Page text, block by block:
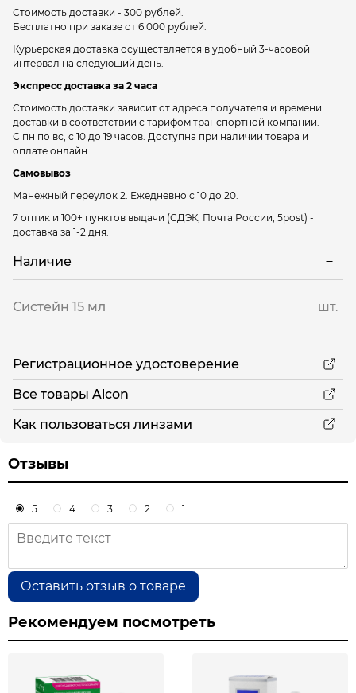
Стоимость доставки - 300 рублей.
Бесплатно при заказе от 6 000 рублей.
Курьерская доставка осуществляется в удобный 3-часовой
интервал на следующий день.
Экспресс доставка за 2 часа
Стоимость доставки зависит от адреса получателя и времени
доставки в соответствии с тарифом транспортной компании.
С пн по вс, с 10 до 19 часов. Доступна при наличии товара и
оплате онлайн.
Самовывоз
Манежный переулок 2. Ежедневно с 10 до 20.
7 оптик и 100+ пунктов выдачи (СДЭК, Почта России, 5post) -
доставка за 1-2 дня.
Наличие
Систейн 15 мл шт.
Регистрационное удостоверение
Все товары Alcon
Как пользоваться линзами
Отзывы
5 4 3 2 1
Оставить отзыв о товаре
Рекомендуем посмотреть